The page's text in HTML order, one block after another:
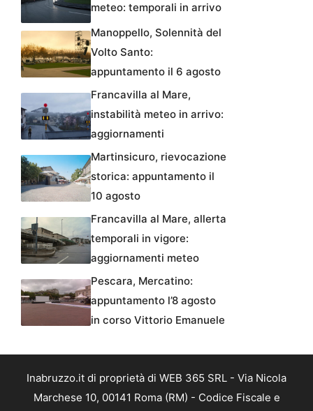
meteo: temporali in arrivo
Manoppello, Solennità del
Volto Santo:
appuntamento il 6 agosto
Francavilla al Mare,
instabilità meteo in arrivo:
aggiornamenti
Martinsicuro, rievocazione
storica: appuntamento il
10 agosto
Francavilla al Mare, allerta
temporali in vigore:
aggiornamenti meteo
Pescara, Mercatino:
appuntamento l’8 agosto
in corso Vittorio Emanuele
Inabruzzo.it di proprietà di WEB 365 SRL - Via Nicola
Marchese 10, 00141 Roma (RM) - Codice Fiscale e